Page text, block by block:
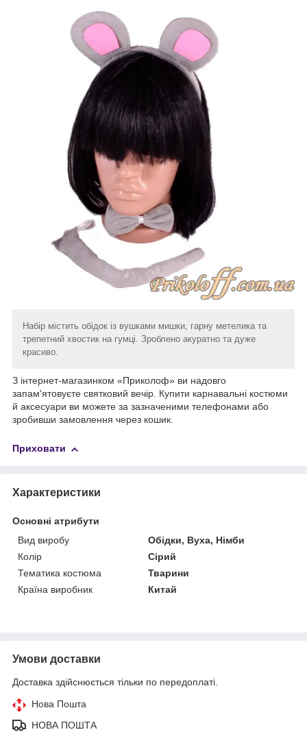
Набір містить обідок із вушками мишки, гарну метелика та
трепетний хвостик на гумці. Зроблено акуратно та дуже
красиво.
З інтернет-магазинком «Приколоф» ви надовго
запам'ятовуєте святковий вечір. Купити карнавальні костюми
й аксесуари ви можете за зазначеними телефонами або
зробивши замовлення через кошик.
Приховати
Характеристики
Основні атрибути
Вид виробу
Обідки, Вуха, Німби
Колір
Сірий
Тематика костюма
Тварини
Країна виробник
Китай
Умови доставки
Доставка здійснюється тільки по передоплаті.
Нова Пошта
НОВА ПОШТА